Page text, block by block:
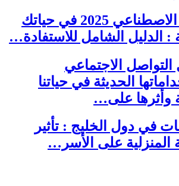
الذكاء الاصطناعي 2025 في حياتك
: الدليل الشامل للاستفادة…
الاجتماعي
الحديثة في حياتنا
وأثرها على…
في دول الخليج : تأثير
المنزلية على الأسر…